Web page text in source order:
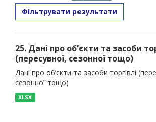
Фільтрувати результати
25. Дані про об’єкти та засоби
(пересувної, сезонної тощо)
Дані про об’єкти та засоби торгівлі
сезонної тощо)
XLSX